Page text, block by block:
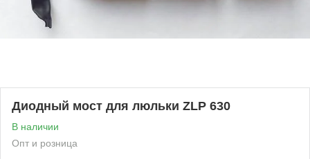
Диодный мост для люльки ZLP 630
В наличии
Опт и розница